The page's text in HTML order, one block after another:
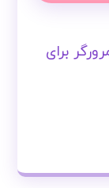
برای